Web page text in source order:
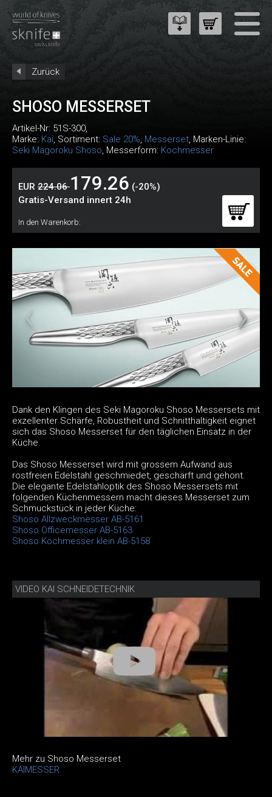
Zurück
SHOSO MESSERSET
Artikel-Nr: 51S-300,
Marke: Kai, Sortiment: Sale 20%, Messerset, Marken-Linie:
Seki Magoroku Shoso, Messerform: Kochmesser
EUR 224.06179.26 (-20%)
Gratis-Versand innert 24h
In den Warenkorb:
Dank den Klingen des Seki Magoroku Shoso Messersets mit
exzellenter Schärfe, Robustheit und Schnitthaltigkeit eignet
sich das Shoso Messerset für den täglichen Einsatz in der
Küche.
Das Shoso Messerset wird mit grossem Aufwand aus
rostfreien Edelstahl geschmiedet, geschärft und gehont.
Die elegante Edelstahloptik des Shoso Messersets mit
folgenden Küchenmessern macht dieses Messerset zum
Schmuckstück in jeder Küche:
Shoso Allzweckmesser AB-5161
Shoso Officemesser AB-5163
Shoso Kochmesser klein AB-5158
VIDEO KAI SCHNEIDETECHNIK
Mehr zu Shoso Messerset
KAIMESSER